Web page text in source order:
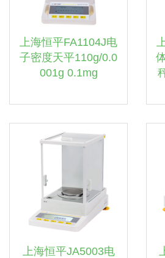
上海恒平FA1104J电
子密度天平110g/0.0
001g 0.1mg
上海恒平JA5003电